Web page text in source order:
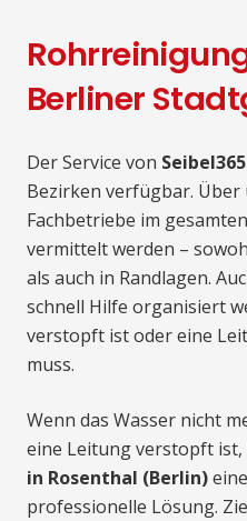
Berliner
Der Service von Seibel365
Bezirken verfügbar.
Fachbetriebe im
vermittelt werden –
als auch in Randlagen.
schnell Hilfe organisiert
verstopft ist oder eine
muss.
Wenn das Wasser nicht
eine Leitung verstopft ist,
in Rosenthal (Berlin)
professionelle Lösung.